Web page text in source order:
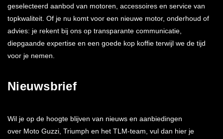
geselecteerd aanbod van motoren, accessoires en service van
topkwaliteit. Of je nu komt voor een nieuwe motor, onderhoud of
advies: je rekent bij ons op transparante communicatie,
diepgaande expertise en een goede kop koffie terwijl we de tijd
voor je nemen.
Nieuwsbrief
Wil je op de hoogte blijven van nieuws en aanbiedingen
over Moto Guzzi, Triumph en het TLM-team, vul dan hier je